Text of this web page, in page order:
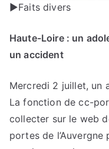
►Faits divers
Haute-Loire : un
un accident
Mercredi 2 juillet, un
La fonction de cc-
collecter sur le web
portes de